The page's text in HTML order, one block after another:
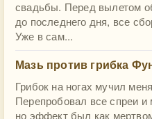
свадьбы. Перед вылетом
до последнего дня, все
Уже в сам...
Мазь против грибка
Грибок на ногах мучил
Перепробовал все спреи
но эффект был как